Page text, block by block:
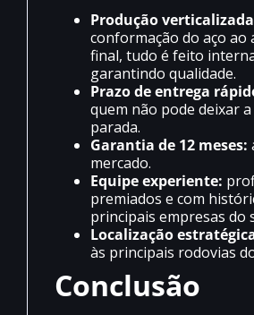
Produção
conformação do aço ao
final, tudo é feito
garantindo qualidade.
Prazo de entrega
quem não pode deixar
parada.
Garantia de 12 meses:
mercado.
Equipe experiente:
premiados e com
principais empresas do
Localização
às principais rodovias
Conclusão